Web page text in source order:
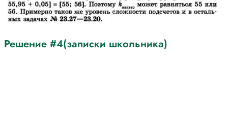
Решение #4(записки школьника)